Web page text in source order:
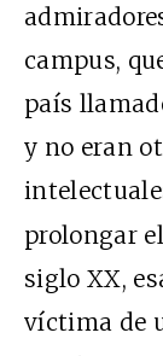
campus,
país
y no eran
prolongar
siglo XX,
víctima de